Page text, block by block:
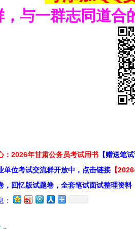
，与一群志同道合
：2026年甘肃公务员考试用书 【赠送笔
单位考试交流群开放中，点击链接 【
，回忆版试题卷，全套笔试面试整理资料
：